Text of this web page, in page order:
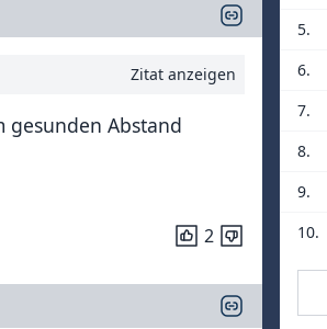
Zitat anzeigen
gesunden Abstand
2
5.
6.
7.
8.
9.
10.